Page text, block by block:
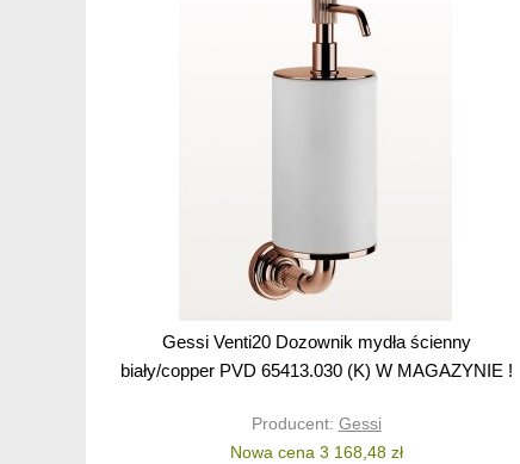
Gessi Venti20 Dozownik mydła ścienny
biały/copper PVD 65413.030 (K) W MAGAZYNIE !
Producent: Gessi
Nowa cena 3 168,48 zł